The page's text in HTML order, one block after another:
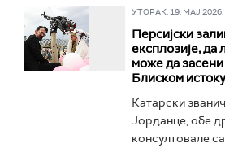
УТОРАК, 19. МАЈ 2026,
Персијски
експлозије, да
може да
Блиском истоку
Катарски
Јорданце, обе
консултовале